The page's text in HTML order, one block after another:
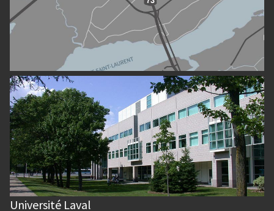
Université Laval